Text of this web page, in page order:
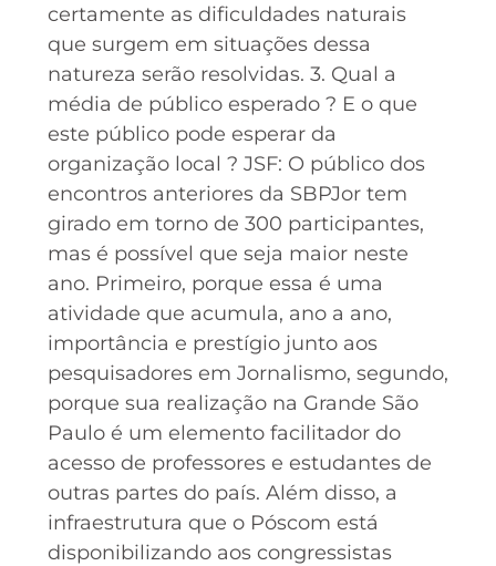
certamente as dificuldades naturais
que surgem em situações dessa
natureza serão resolvidas. 3. Qual a
média de público esperado ? E o que
este público pode esperar da
organização local ? JSF: O público dos
encontros anteriores da SBPJor tem
girado em torno de 300 participantes,
mas é possível que seja maior neste
ano. Primeiro, porque essa é uma
atividade que acumula, ano a ano,
importância e prestígio junto aos
pesquisadores em Jornalismo, segundo,
porque sua realização na Grande São
Paulo é um elemento facilitador do
acesso de professores e estudantes de
outras partes do país. Além disso, a
infraestrutura que o Póscom está
disponibilizando aos congressistas